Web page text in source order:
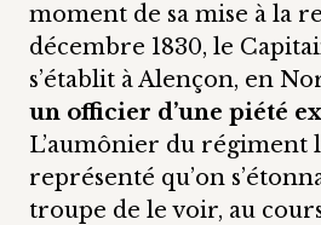
moment de sa mise à la
décembre 1830, le
s’établit à Alençon, en
un officier d’une piété
L’aumônier du régiment
représenté qu’on
troupe de le voir, au